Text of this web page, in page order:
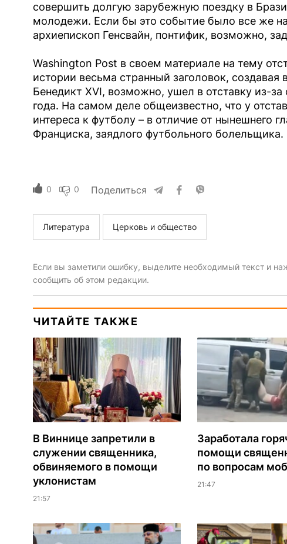
совершить долгую зарубежную поездку в
молодежи. Если бы это событие было все же
архиепископ Генсвайн, понтифик, возможно,
Washington Post в своем материале на тему
истории весьма странный заголовок,
Бенедикт XVI, возможно, ушел в отставку из-
года. На самом деле общеизвестно, что у
интереса к футболу – в отличие от нынешнего
Франциска, заядлого футбольного болельщика.
0 0 Поделиться
Литература Церковь и общество
Если вы заметили ошибку, выделите необходимый текст и
сообщить об этом редакции.
ЧИТАЙТЕ ТАКЖЕ
В Виннице запретили в
служении священника,
обвиняемого в помощи
уклонистам
21:57
Заработала
помощи
по вопросам
21:47